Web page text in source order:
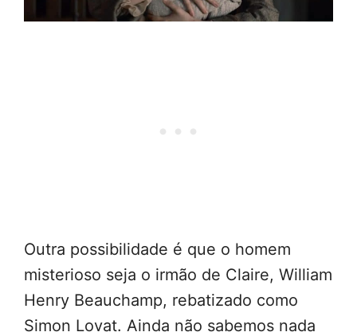
Outra possibilidade é que o homem
misterioso seja o irmão de Claire, William
Henry Beauchamp, rebatizado como
Simon Lovat. Ainda não sabemos nada